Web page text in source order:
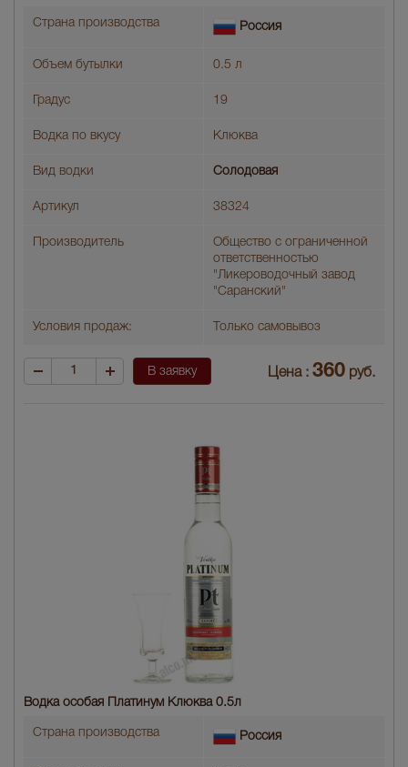
Страна производства Россия
Объем бутылки 0.5 л
Градус 19
Водка по вкусу Клюква
Вид водки Солодовая
Артикул 38324
Производитель
Общество с ограниченной
ответственностью
"Ликероводочный завод
"Саранский"
Условия продаж: Только самовывоз
В заявку Цена : 360 руб.
Водка особая Платинум Клюква 0.5л
Страна производства Россия